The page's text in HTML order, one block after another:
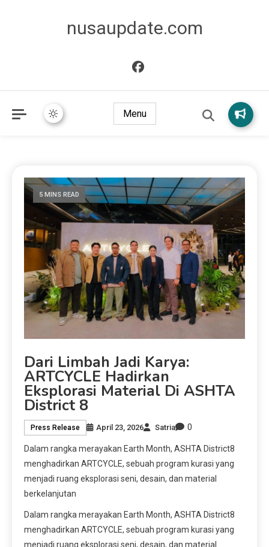
nusaupdate.com
Menu
5 MINS READ
Dari Limbah Jadi Karya:
ARTCYCLE Hadirkan
Eksplorasi Material Di ASHTA
District 8
Press Release April 23, 2026 Satria 0
Dalam rangka merayakan Earth Month, ASHTA District8
menghadirkan ARTCYCLE, sebuah program kurasi yang
menjadi ruang eksplorasi seni, desain, dan material
berkelanjutan
Dalam rangka merayakan Earth Month, ASHTA District8
menghadirkan ARTCYCLE, sebuah program kurasi yang
menjadi ruang eksplorasi seni, desain, dan material